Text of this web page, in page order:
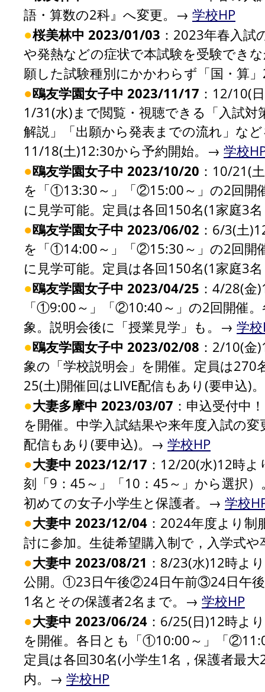
語・算数の2科』へ変更。→ 学校HP
●桜美林中 2023/01/03 ：2023年春入
や発熱などの症状で本試験を受験でき
願した試験種別にかかわらず「国・算
●鴎友学園女子中 2023/11/17 ：12/10(
1/31(水)まで閲覧・視聴できる「入試対
解説」「出願から発表までの流れ」な
11/18(土)12:30から予約開始。→ 学校
●鴎友学園女子中 2023/10/20 ：10/21(
を「①13:30～」「②15:00～」の2回開
に見学可能。定員は各回150名(1家庭
●鴎友学園女子中 2023/06/02 ：6/3(土
を「①14:00～」「②15:30～」の2回開
に見学可能。定員は各回150名(1家庭
●鴎友学園女子中 2023/04/25 ：4/28(
「①9:00～」「②10:40～」の2回開催
象。説明会後に「授業見学」も。→ 学
●鴎友学園女子中 2023/02/08 ：2/10(
象の「学校説明会」を開催。定員は
25(土)開催回はLIVE配信もあり(要申込)
●大妻多摩中 2023/03/07 ：申込受付中
を開催。中学入試結果や来年度入試の
配信もあり(要申込)。→ 学校HP
●大妻中 2023/12/17 ：12/20(水)12時
刻「9：45～」「10：45～」から選択
初めての女子小学生と保護者。→ 学校
●大妻中 2023/12/04 ：2024年度より
討に参加。生徒希望購入制で，入学式
●大妻中 2023/08/21 ：8/23(水)12時よ
公開。①23日午後②24日午前③24日午
1名とその保護者2名まで。→ 学校HP
●大妻中 2023/06/24 ：6/25(日)12時よ
を開催。各日とも「①10:00～」「
定員は各回30名(小学生1名，保護者最
内。→ 学校HP